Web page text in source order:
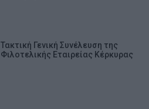
Τακτική Γενική Συνέλευση της
Φιλοτελικής Εταιρείας Κέρκυρας